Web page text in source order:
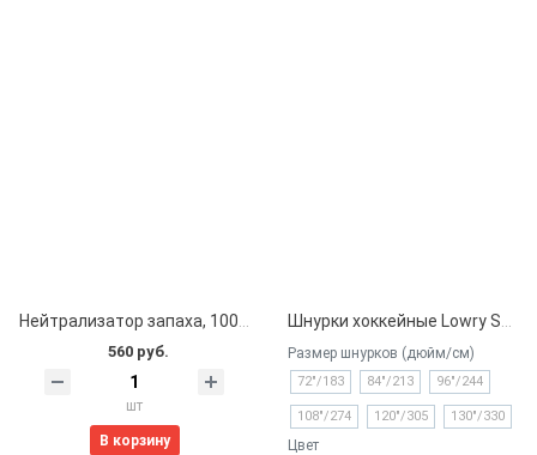
560 руб.
шт
В корзину
Размер шнурков (дюйм/см)
72"/183 84"/213 96"/244
108"/274 120"/305 130"/330
Цвет